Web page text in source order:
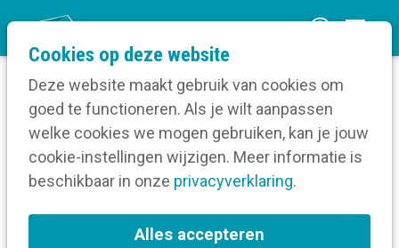
Cookies op deze website
Deze website maakt gebruik van cookies om
goed te functioneren. Als je wilt aanpassen
welke cookies we mogen gebruiken, kan je jouw
cookie-instellingen wijzigen. Meer informatie is
beschikbaar in onze privacyverklaring.
Alles accepteren
n
m
Home
Lidmaatschapsvoorwaarden
Lidmaatschapsvoorwaarde
n